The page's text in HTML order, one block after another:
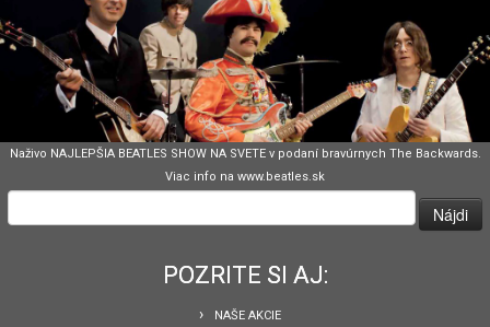
Naživo NAJLEPŠIA BEATLES SHOW NA SVETE v podaní bravúrnych The Backwards.
Viac info na www.beatles.sk
POZRITE SI AJ:
NAŠE AKCIE